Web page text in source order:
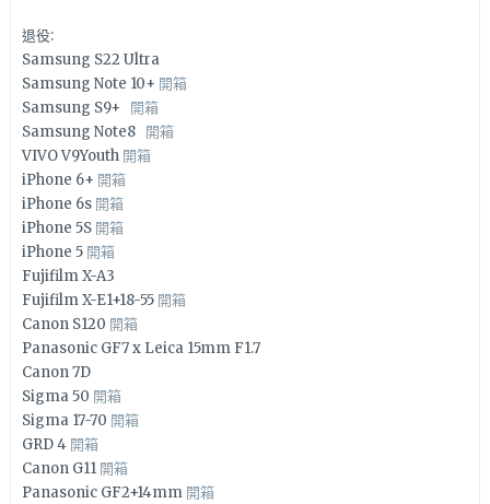
退役:
Samsung S22 Ultra
Samsung Note 10+ 開箱
Samsung S9+ 開箱
Samsung Note8 開箱
VIVO V9Youth 開箱
iPhone 6+ 開箱
iPhone 6s 開箱
iPhone 5S 開箱
iPhone 5 開箱
Fujifilm X-A3
Fujifilm X-E1+18-55 開箱
Canon S120 開箱
Panasonic GF7 x Leica 15mm F1.7
Canon 7D
Sigma 50 開箱
Sigma 17-70 開箱
GRD 4 開箱
Canon G11 開箱
Panasonic GF2+14mm 開箱